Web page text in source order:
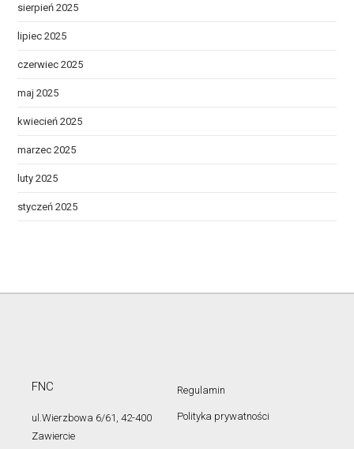
sierpień 2025
lipiec 2025
czerwiec 2025
maj 2025
kwiecień 2025
marzec 2025
luty 2025
styczeń 2025
FNC
ul.Wierzbowa 6/61, 42-400
Zawiercie
Regulamin
Polityka prywatności